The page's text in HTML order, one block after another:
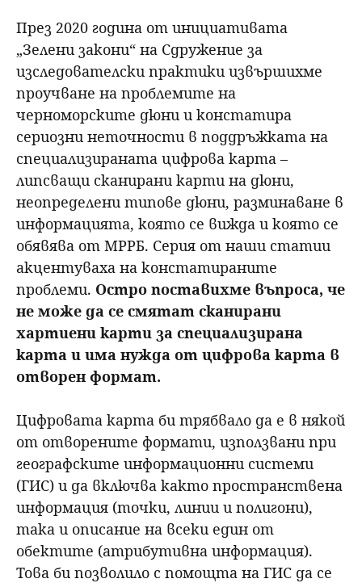
През 2020 година от инициативата
„Зелени закони“ на Сдружение за
изследователски практики извършихме
проучване на проблемите на
черноморските дюни и констатира
сериозни неточности в поддръжката на
специализираната цифрова карта –
липсващи сканирани карти на дюни,
неопределени типове дюни, разминаване в
информацията, която се вижда и която се
обявява от МРРБ. Серия от наши статии
акцентуваха на констатираните
проблеми. Остро поставихме въпроса, че
не може да се смятат сканирани
хартиени карти за специализирана
карта и има нужда от цифрова карта в
отворен формат.
Цифровата карта би трябвало да е в някой
от отворените формати, използвани при
географските информационни системи
(ГИС) и да включва както пространствена
информация (точки, линии и полигони),
така и описание на всеки един от
обектите (атрибутивна информация).
Това би позволило с помощта на ГИС да се